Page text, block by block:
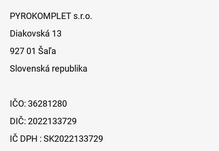
PYROKOMPLET s.r.o.
Diakovská 13
927 01 Šaľa
Slovenská republika
IČO: 36281280
DIČ: 2022133729
IČ DPH : SK2022133729